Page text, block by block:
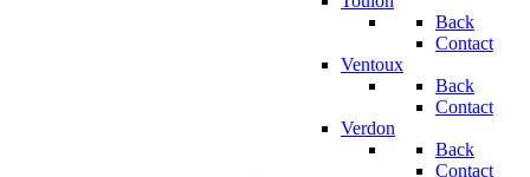
Back
Contact
Ventoux
Back
Contact
Verdon
Back
Contact